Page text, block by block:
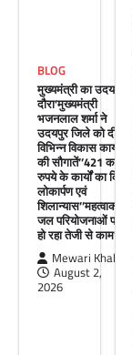
BLOG
मुख्यमंत्री का उदयपुर
दौरा’मुख्यमंत्री
भजनलाल शर्मा ने
उदयपुर जिले को दी
विभिन्न विकास कार्यों
की सौगातें’’421 करोड़
रुपये के कार्यों का किया
लोकार्पण एवं
शिलान्यास’’महत्वाकांक्षी
जल परियोजनाओं पर
हो रहा तेजी से काम’
Mewari Khabar
August 2,
2026